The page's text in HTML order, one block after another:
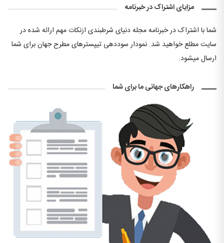
مزایای اشتراک در خبرنامه
شما با اشتراک در خبرنامه مجله دنیای شرطبندی ازنکات مهم ارائه شده در
سایت مطلع خواهید شد. نمودار سوددهی تیپسترهای مطرح جهان برای شما
ارسال میشود.
راهکارهای جهانی ما برای شما